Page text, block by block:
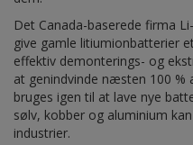
Det Canada-baserede firma
give gamle litiumionbatterier
effektiv demonterings- og
at genindvinde næsten 100
bruges igen til at lave nye
sølv, kobber og aluminium
industrier.